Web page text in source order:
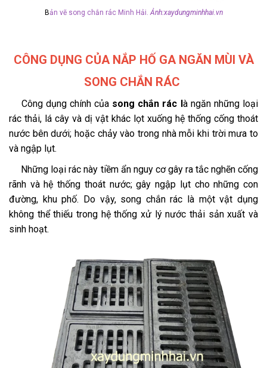
Bản vẽ song chắn rác Minh Hải.Ảnh:xaydungminhhai.vn
CÔNG DỤNG CỦA NẮP HỐ GA NGĂN MÙI VÀ
SONG CHẮN RÁC
Công dụng chính của song chắn rác là ngăn những loại
rác thải, lá cây và dị vật khác lọt xuống hệ thống cống thoát
nước bên dưới; hoặc chảy vào trong nhà mỗi khi trời mưa to
và ngập lụt.
Những loại rác này tiềm ẩn nguy cơ gây ra tắc nghẽn cống
rãnh và hệ thống thoát nước; gây ngập lụt cho những con
đường, khu phố. Do vậy, song chắn rác là một vật dụng
không thể thiếu trong hệ thống xử lý nước thải sản xuất và
sinh hoạt.